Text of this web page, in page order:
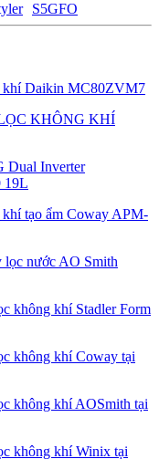
S5GFO
khí Daikin MC80ZVM7
KHÔNG KHÍ
Dual Inverter
19L
tạo ẩm Coway APM-
lọc nước AO Smith
không khí Stadler Form
không khí Coway tại
không khí AOSmith tại
không khí Winix tại